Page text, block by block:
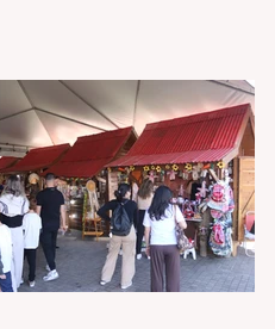
de Turismo e Cultura para agradar
aos mais variados públicos e trazer
uma atmosfera mais intimista para
a Praça João Corrêa, onde as
apresentações vão acontecer, tendo
o Centro de Atenção ao Turista e a
Feira de Artesanato como pano de
fundo. Os shows estão